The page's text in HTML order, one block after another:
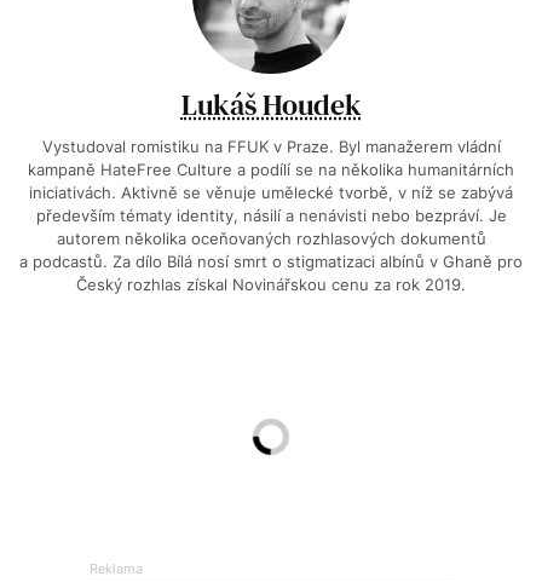
Lukáš Houdek
Vystudoval romistiku na FFUK v Praze. Byl manažerem vládní
kampaně HateFree Culture a podílí se na několika humanitárních
iniciativách. Aktivně se věnuje umělecké tvorbě, v níž se zabývá
především tématy identity, násilí a nenávisti nebo bezpráví. Je
autorem několika oceňovaných rozhlasových dokumentů
a podcastů. Za dílo Bílá nosí smrt o stigmatizaci albínů v Ghaně pro
Český rozhlas získal Novinářskou cenu za rok 2019.